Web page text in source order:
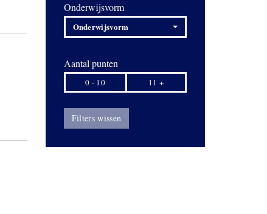
Onderwijsvorm
Onderwijsvorm
Aantal punten
0 - 10 11 +
Filters wissen